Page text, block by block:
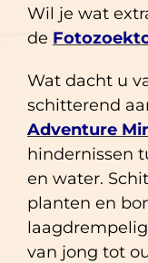
Wil je wat
de
Wat dacht u
schitterend
Adventure
hindernissen
en water.
planten en
van jong tot